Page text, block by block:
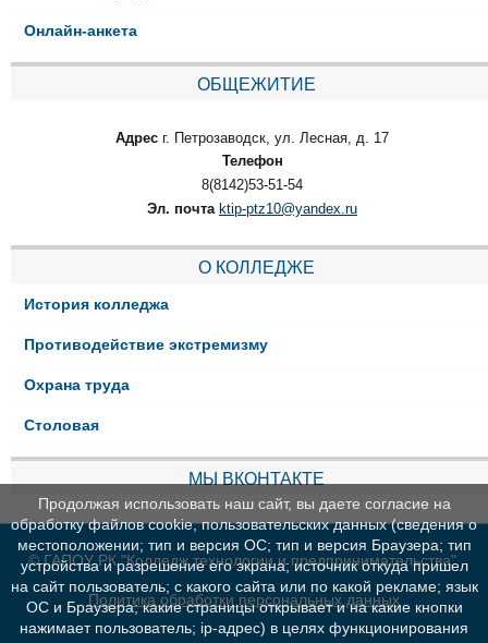
Онлайн-анкета
ОБЩЕЖИТИЕ
Адрес г. Петрозаводск, ул. Лесная, д. 17
Телефон
8(8142)53-51-54
Эл. почта ktip-ptz10@yandex.ru
О КОЛЛЕДЖЕ
История колледжа
Противодействие экстремизму
Охрана труда
Столовая
МЫ ВКОНТАКТЕ
© ГАПОУ РК "Колледж технологии и предпринимательства"
Политика обработки персональных данных
Продолжая использовать наш сайт, вы даете согласие на
обработку файлов cookie, пользовательских данных (сведения о
местоположении; тип и версия ОС; тип и версия Браузера; тип
устройства и разрешение его экрана; источник откуда пришел
на сайт пользователь; с какого сайта или по какой рекламе; язык
ОС и Браузера; какие страницы открывает и на какие кнопки
нажимает пользователь; ip-адрес) в целях функционирования